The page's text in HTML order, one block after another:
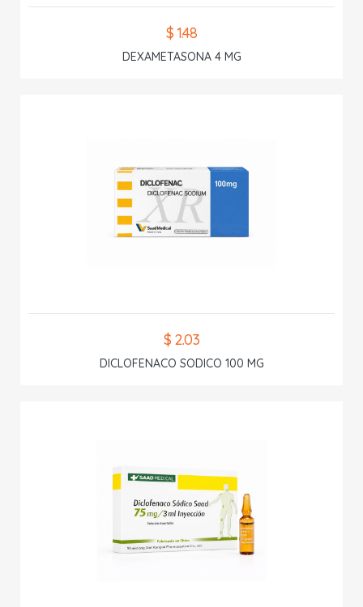
$ 1.48
DEXAMETASONA 4 MG
$ 2.03
DICLOFENACO SODICO 100 MG